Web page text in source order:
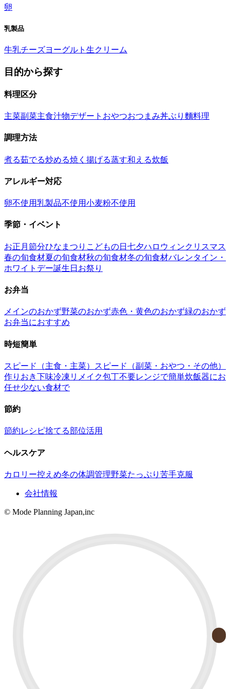
卵
乳製品
牛乳チーズヨーグルト 生クリーム
目的から探す
料理区分
主菜副菜主食汁物デザート おやつおつまみ丼ぶり 麵料理
調理方法
煮る茹でる炒める焼く 揚げる蒸す和える炊飯
アレルギー対応
卵不使用乳製品不使用小麦粉不使用
季節・イベント
お正月 節分ひなまつり こどもの日 七夕ハロウィンクリスマス
春の旬食材夏の旬食材秋の旬食材冬の旬食材バレンタイン・
ホワイトデー誕生日 お祭り
お弁当
メインのおかず野菜のおかず赤色・黄色のおかず緑のおかず
お弁当におすすめ
時短簡単
スピード（主食・主菜）
スピード（副菜・おやつ・その他）
作りおき下味冷凍 リメイク包丁不要レンジで簡単炊飯器にお
任せ少ない食材で
節約
節約レシピ捨てる部位活用
ヘルスケア
カロリー控えめ冬の体調管理野菜たっぷり 苦手克服
会社情報
© Mode Planning Japan,inc